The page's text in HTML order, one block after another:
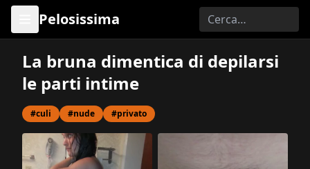
Pelosissima
La bruna dimentica di depilarsi
le parti intime
#culi #nude #privato